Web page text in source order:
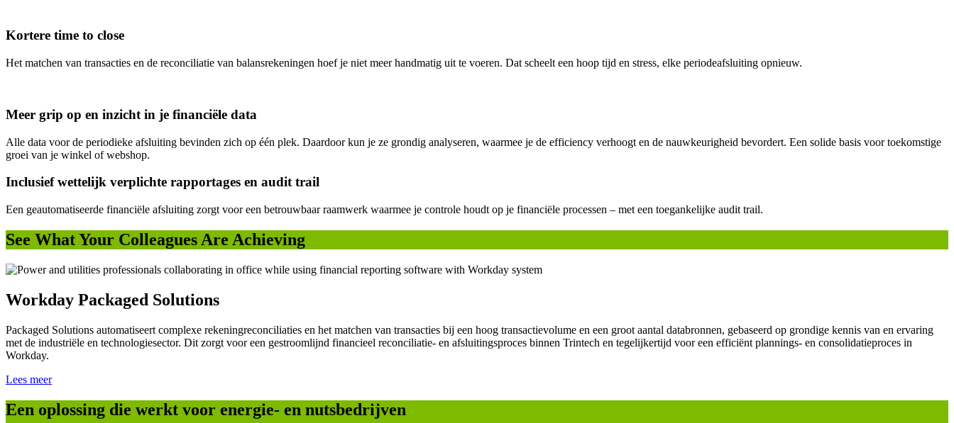
Kortere time to close
Het matchen van transacties en de reconciliatie van balansrekeningen hoef je niet meer handmatig uit te voeren. Dat scheelt een hoop tijd en stress, elke periodeafsluiting opnieuw.
Meer grip op en inzicht in je financiële data
Alle data voor de periodieke afsluiting bevinden zich op één plek. Daardoor kun je ze grondig analyseren, waarmee je de efficiency verhoogt en de nauwkeurigheid bevordert. Een solide basis voor toekomstige
groei van je winkel of webshop.
Inclusief wettelijk verplichte rapportages en audit trail
Een geautomatiseerde financiële afsluiting zorgt voor een betrouwbaar raamwerk waarmee je controle houdt op je financiële processen – met een toegankelijke audit trail.
See What Your Colleagues Are Achieving
Workday Packaged Solutions
Packaged Solutions automatiseert complexe rekeningreconciliaties en het matchen van transacties bij een hoog transactievolume en een groot aantal databronnen, gebaseerd op grondige kennis van en ervaring
met de industriële en technologiesector. Dit zorgt voor een gestroomlijnd financieel reconciliatie- en afsluitingsproces binnen Trintech en tegelijkertijd voor een efficiënt plannings- en consolidatieproces in
Workday.
Lees meer
Een oplossing die werkt voor energie- en nutsbedrijven